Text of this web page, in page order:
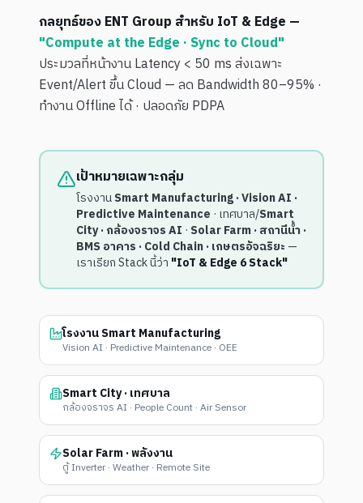
กลยุทธ์ของ ENT Group สำหรับ IoT & Edge —
"Compute at the Edge · Sync to Cloud"
ประมวลที่หน้างาน Latency < 50 ms ส่งเฉพาะ
Event/Alert ขึ้น Cloud — ลด Bandwidth 80–95% ·
ทำงาน Offline ได้ · ปลอดภัย PDPA
เป้าหมายเฉพาะกลุ่ม
โรงงานSmart Manufacturing · Vision AI ·
Predictive Maintenance · เทศบาล/Smart
City · กล้องจราจร AI · Solar Farm · สถานีน้ำ ·
BMS อาคาร · Cold Chain · เกษตรอัจฉริยะ —
เราเรียก Stack นี้ว่า "IoT & Edge 6 Stack"
โรงงาน Smart Manufacturing
Vision AI · Predictive Maintenance · OEE
Smart City · เทศบาล
กล้องจราจร AI · People Count · Air Sensor
Solar Farm · พลังงาน
ตู้ Inverter · Weather · Remote Site